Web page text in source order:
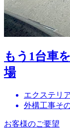
もう1台車
場
エクステリ
外構工事そ
お客様のご要望